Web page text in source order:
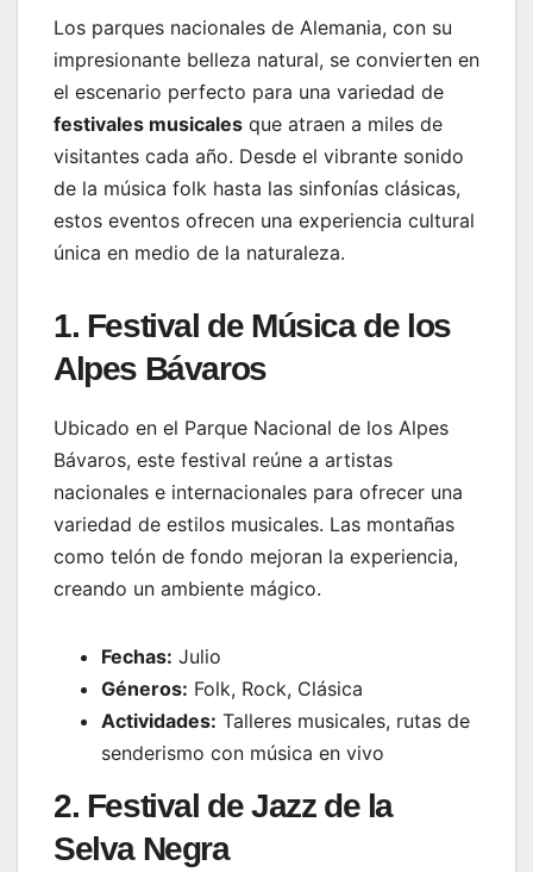
Los parques nacionales de Alemania, con su
impresionante belleza natural, se convierten en
el escenario perfecto para una variedad de
festivales musicales que atraen a miles de
visitantes cada año. Desde el vibrante sonido
de la música folk hasta las sinfonías clásicas,
estos eventos ofrecen una experiencia cultural
única en medio de la naturaleza.
1. Festival de Música de los
Alpes Bávaros
Ubicado en el Parque Nacional de los Alpes
Bávaros, este festival reúne a artistas
nacionales e internacionales para ofrecer una
variedad de estilos musicales. Las montañas
como telón de fondo mejoran la experiencia,
creando un ambiente mágico.
Fechas: Julio
Géneros: Folk, Rock, Clásica
Actividades: Talleres musicales, rutas de
senderismo con música en vivo
2. Festival de Jazz de la
Selva Negra